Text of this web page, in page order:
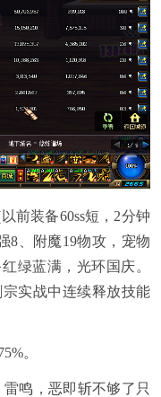
装备60ss短，2分钟
8、附魔19物攻，宠物
绿蓝满，光环国庆。
实战中连续释放技能
。
鸣，恶即斩不够了只